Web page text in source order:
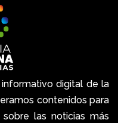
digital de la
contenidos para
las noticias más